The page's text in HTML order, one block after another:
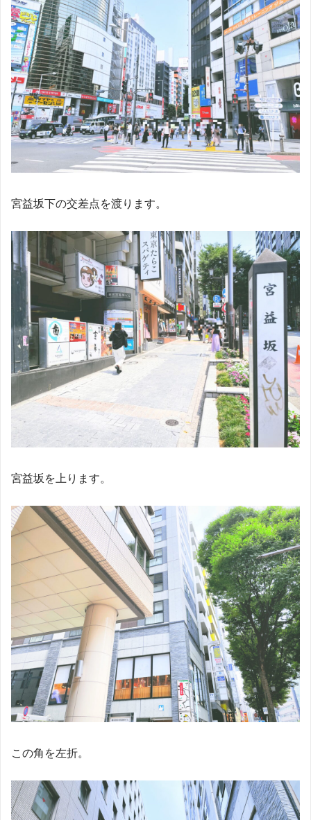
宮益坂下の交差点を渡ります。
宮益坂を上ります。
この角を左折。